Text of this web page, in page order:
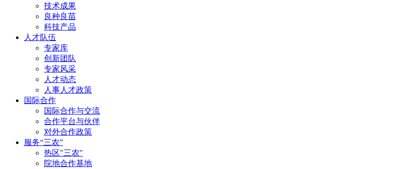
技术成果
良种良苗
科技产品
人才队伍
专家库
创新团队
专家风采
人才动态
人事人才政策
国际合作
国际合作与交流
合作平台与伙伴
对外合作政策
服务“三农”
热区"三农"
院地合作基地